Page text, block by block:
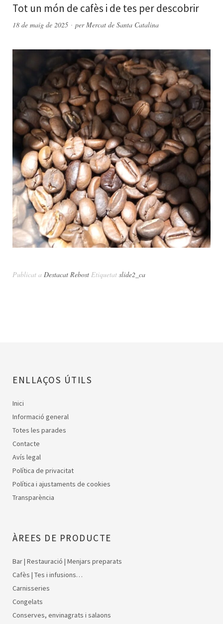
Tot un món de cafès i de tes per descobrir
18 de maig de 2025 perMercat de Santa Catalina
Publicat a Destacat Rebost Etiquetat slide2_ca
ENLLAÇOS ÚTILS
Inici
Informació general
Totes les parades
Contacte
Avís legal
Política de privacitat
Política i ajustaments de cookies
Transparència
ÀREES DE PRODUCTE
Bar | Restauració | Menjars preparats
Cafès | Tes i infusions…
Carnisseries
Congelats
Conserves, envinagrats i salaons